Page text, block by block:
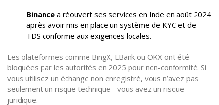
Binance a réouvert ses services en Inde en août 2024
après avoir mis en place un système de KYC et de
TDS conforme aux exigences locales.
Les plateformes comme BingX, LBank ou OKX ont été
bloquées par les autorités en 2025 pour non-conformité. Si
vous utilisez un échange non enregistré, vous n’avez pas
seulement un risque technique - vous avez un risque
juridique.